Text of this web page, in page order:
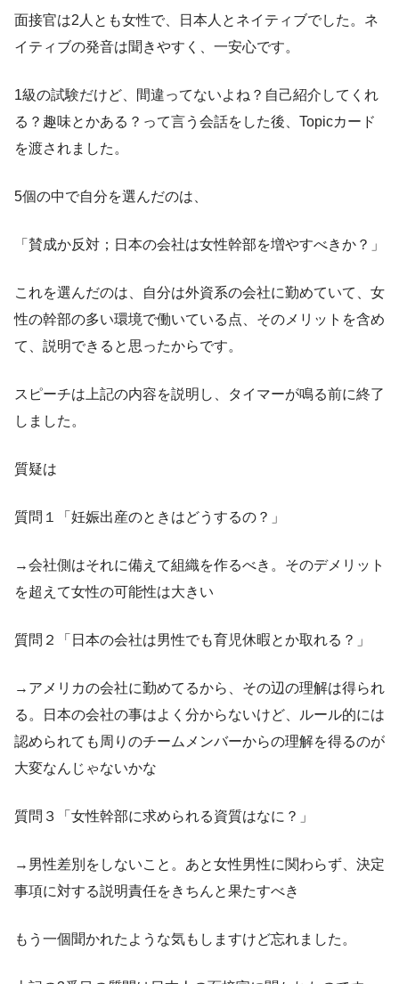
面接官は2人とも女性で、日本人とネイティブでした。ネ
イティブの発音は聞きやすく、一安心です。
1級の試験だけど、間違ってないよね？自己紹介してくれ
る？趣味とかある？って言う会話をした後、Topicカード
を渡されました。
5個の中で自分を選んだのは、
「賛成か反対；日本の会社は女性幹部を増やすべきか？」
これを選んだのは、自分は外資系の会社に勤めていて、女
性の幹部の多い環境で働いている点、そのメリットを含め
て、説明できると思ったからです。
スピーチは上記の内容を説明し、タイマーが鳴る前に終了
しました。
質疑は
質問１「妊娠出産のときはどうするの？」
→会社側はそれに備えて組織を作るべき。そのデメリット
を超えて女性の可能性は大きい
質問２「日本の会社は男性でも育児休暇とか取れる？」
→アメリカの会社に勤めてるから、その辺の理解は得られ
る。日本の会社の事はよく分からないけど、ルール的には
認められても周りのチームメンバーからの理解を得るのが
大変なんじゃないかな
質問３「女性幹部に求められる資質はなに？」
→男性差別をしないこと。あと女性男性に関わらず、決定
事項に対する説明責任をきちんと果たすべき
もう一個聞かれたような気もしますけど忘れました。